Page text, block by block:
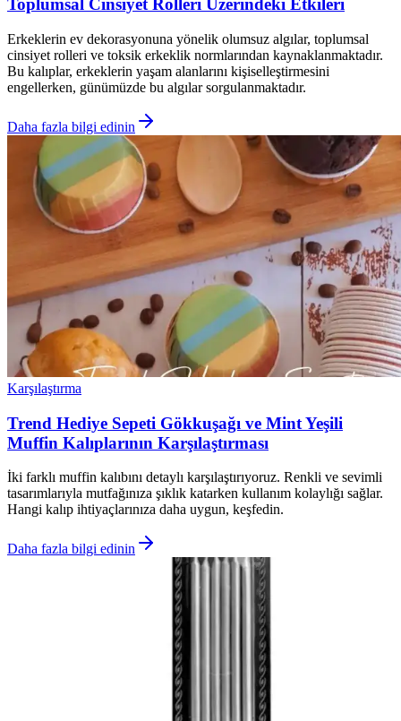
Toplumsal Cinsiyet Rolleri Üzerindeki Etkileri
Erkeklerin ev dekorasyonuna yönelik olumsuz algılar, toplumsal
cinsiyet rolleri ve toksik erkeklik normlarından kaynaklanmaktadır.
Bu kalıplar, erkeklerin yaşam alanlarını kişiselleştirmesini
engellerken, günümüzde bu algılar sorgulanmaktadır.
Daha fazla bilgi edinin
Karşılaştırma
Trend Hediye Sepeti Gökkuşağı ve Mint Yeşili
Muffin Kalıplarının Karşılaştırması
İki farklı muffin kalıbını detaylı karşılaştırıyoruz. Renkli ve sevimli
tasarımlarıyla mutfağınıza şıklık katarken kullanım kolaylığı sağlar.
Hangi kalıp ihtiyaçlarınıza daha uygun, keşfedin.
Daha fazla bilgi edinin